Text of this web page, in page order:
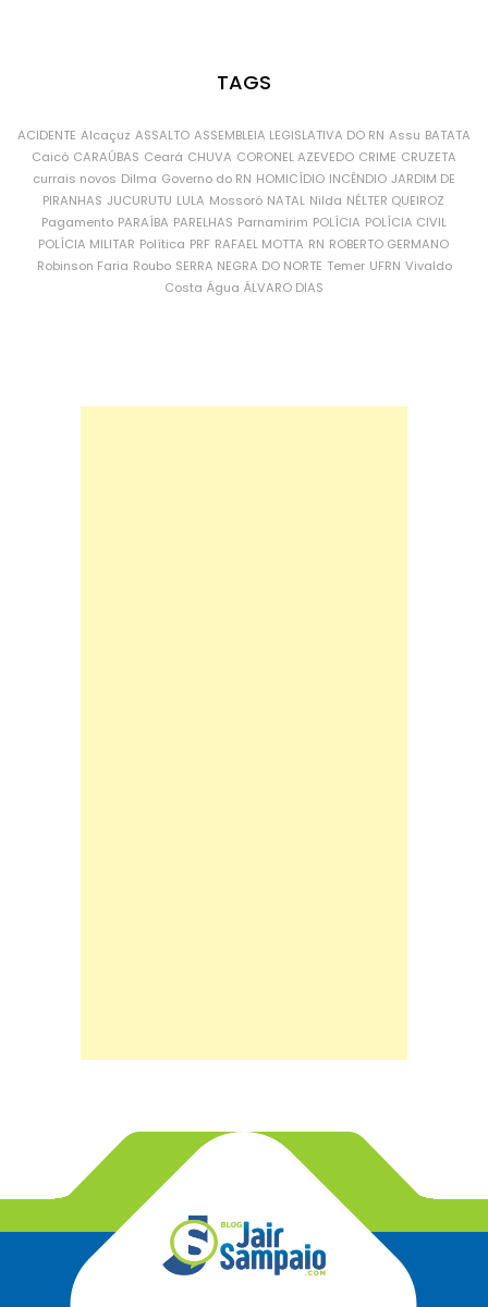
TAGS
ACIDENTE Alcaçuz ASSALTO ASSEMBLEIA LEGISLATIVA DO RN Assu BATATA
Caicó CARAÚBAS Ceará CHUVA CORONEL AZEVEDO CRIME CRUZETA
currais novos Dilma Governo do RN HOMICÍDIO INCÊNDIO JARDIM DE
PIRANHAS JUCURUTU LULA Mossoró NATAL Nilda NÉLTER QUEIROZ
Pagamento PARAÍBA PARELHAS Parnamirim POLÍCIA POLÍCIA CIVIL
POLÍCIA MILITAR Política PRF RAFAEL MOTTA RN ROBERTO GERMANO
Robinson Faria Roubo SERRA NEGRA DO NORTE Temer UFRN Vivaldo
Costa Água ÁLVARO DIAS